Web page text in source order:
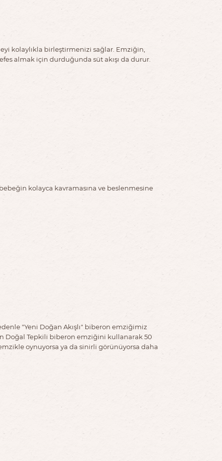
kolaylıkla birleştirmenizi sağlar. Emziğin,
almak için durduğunda süt akışı da durur.
kolayca kavramasına ve beslenmesine
"Yeni Doğan Akışlı" biberon emziğimiz
Doğal Tepkili biberon emziğini kullanarak 50
oynuyorsa ya da sinirli görünüyorsa daha